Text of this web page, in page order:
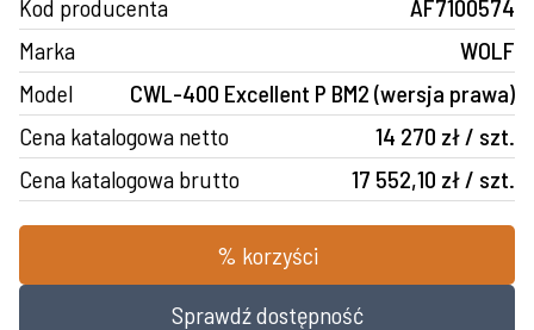
Kod producenta
AF7100574
Marka
WOLF
Model
CWL-400 Excellent P BM2 (wersja prawa)
Cena katalogowa netto
14 270 zł / szt.
Cena katalogowa brutto
17 552,10 zł / szt.
% korzyści
Sprawdź dostępność